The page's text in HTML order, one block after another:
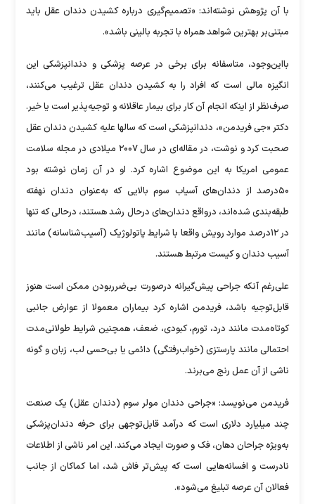
با آن پژوهش نوشته‌اند: «تصمیم‌گیری درباره کشیدن دندان عقل باید
مبتنی‌بر بهترین شواهد همراه با تجربه بالینی باشد».
با‌این‌وجود، متاسفانه برای برخی در عرصه پزشکی و دندانپزشکی این
انگیزه مالی است که افراد را به کشیدن دندان عقل ترغیب می‌کنند،
صرف‌نظر از اینکه انجام آن کار برای بیمار عاقلانه و توجیه‌پذیر است یا خیر.
دکتر «جی فریدمن»، دندانپزشکی است که سالها علیه کشیدن دندان عقل
صحبت کرد و نوشت، در مقاله‌ای در سال ۲۰۰۷ میلادی در مجله سلامت
عمومی امریکا به این موضوع اشاره کرد. او در آن زمان نوشته بود
۵۰درصد از دندان‌های آسیاب سوم بالایی که به‌عنوان دندان نهفته
طبقه‌بندی شده‌اند، درواقع دندان‌های درحال رشد هستند، درحالی که تنها
در ۱۲درصد موارد رویش واقعا با شرایط پاتولوژیک (آسیب‌شناسانه) مانند
آسیب دندان و کیست مرتبط هستند.
علی‌رغم آنکه جراحی پیش‌گیرانه درصورت بی‌ضرربودن ممکن است هنوز
قابل‌توجیه باشد، فریدمن اشاره کرد بیماران معمولا از عوارض جانبی
کوتاه‌مدت مانند درد، تورم، کبودی، ضعف، همچنین شرایط طولانی‌مدت
احتمالی مانند پارستزی (خواب‌رفتگی) دائمی یا بی‌حسی لب، زبان و گونه
ناشی از آن عمل رنج می‌برند.
فریدمن می‌نویسد: «جراحی دندان مولر سوم (دندان عقل) یک صنعت
چند میلیارد دلاری است که درآمد قابل‌توجهی برای حرفه دندان‌پزشکی
به‌ویژه جراحان دهان، فک و صورت ایجاد می‌کند. این امر ناشی از اطلاعات
نادرست و افسانه‌هایی است که پیش‌تر فاش شد، اما کماکان از جانب
فعالان آن عرصه تبلیغ می‌شود».